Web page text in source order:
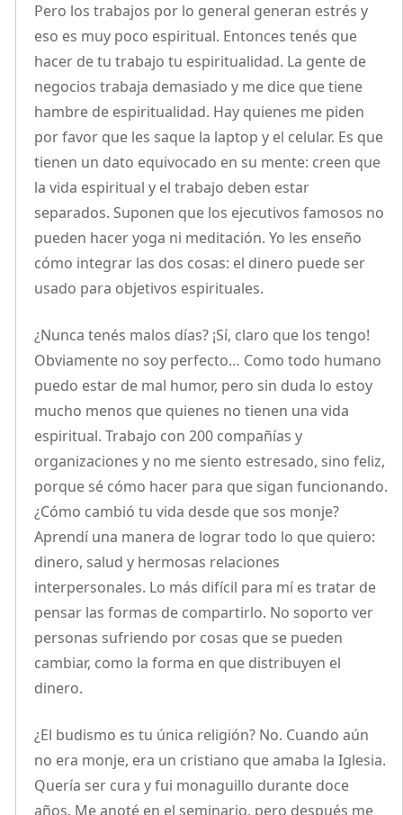
Pero los trabajos por lo general generan estrés y
eso es muy poco espiritual. Entonces tenés que
hacer de tu trabajo tu espiritualidad. La gente de
negocios trabaja demasiado y me dice que tiene
hambre de espiritualidad. Hay quienes me piden
por favor que les saque la laptop y el celular. Es que
tienen un dato equivocado en su mente: creen que
la vida espiritual y el trabajo deben estar
separados. Suponen que los ejecutivos famosos no
pueden hacer yoga ni meditación. Yo les enseño
cómo integrar las dos cosas: el dinero puede ser
usado para objetivos espirituales.
¿Nunca tenés malos días? ¡Sí, claro que los tengo!
Obviamente no soy perfecto… Como todo humano
puedo estar de mal humor, pero sin duda lo estoy
mucho menos que quienes no tienen una vida
espiritual. Trabajo con 200 compañías y
organizaciones y no me siento estresado, sino feliz,
porque sé cómo hacer para que sigan funcionando.
¿Cómo cambió tu vida desde que sos monje?
Aprendí una manera de lograr todo lo que quiero:
dinero, salud y hermosas relaciones
interpersonales. Lo más difícil para mí es tratar de
pensar las formas de compartirlo. No soporto ver
personas sufriendo por cosas que se pueden
cambiar, como la forma en que distribuyen el
dinero.
¿El budismo es tu única religión? No. Cuando aún
no era monje, era un cristiano que amaba la Iglesia.
Quería ser cura y fui monaguillo durante doce
años. Me anoté en el seminario, pero después me